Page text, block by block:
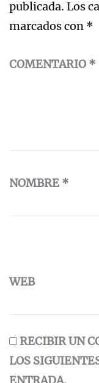
publicada. Los
marcados con *
COMENTARIO *
NOMBRE *
WEB
RECIBIR UN
LOS